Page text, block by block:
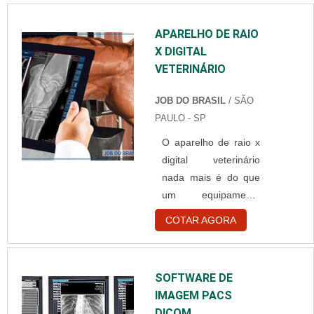
uma agulha em aço
inox, que serve para
realizar a perfuração
assim o medicamento
direto na corrente
sanguínea do pac...
APARELHO DE RAIO
X DIGITAL
VETERINÁRIO
JOB DO BRASIL / SÃO
PAULO - SP
O aparelho de raio x
digital veterinário
nada mais é do que
um equipamento
voltado para
avaliações médicas
de animais que, além
um sistema de
radiologia digital
COTAR AGORA
SOFTWARE DE
IMAGEM PACS